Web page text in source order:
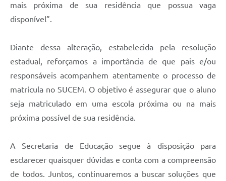
Diário Oficial
Notícias
Contato
Radar da Transparência Pública
mais próxima de sua residência que possua vaga
disponível”.
Diante dessa alteração, estabelecida pela resolução
estadual, reforçamos a importância de que pais e/ou
responsáveis acompanhem atentamente o processo de
matrícula no SUCEM. O objetivo é assegurar que o aluno
seja matriculado em uma escola próxima ou na mais
próxima possível de sua residência.
A Secretaria de Educação segue à disposição para
esclarecer quaisquer dúvidas e conta com a compreensão
de todos. Juntos, continuaremos a buscar soluções que